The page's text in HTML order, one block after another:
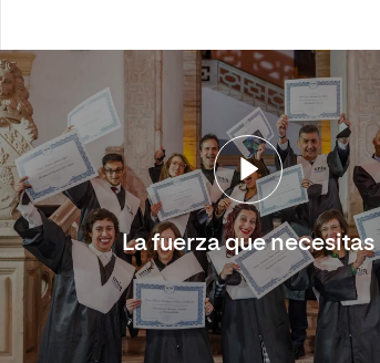
La fuerza que necesitas